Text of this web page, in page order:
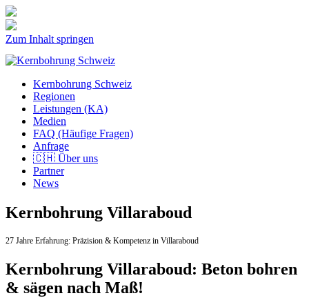
Zum Inhalt springen
Kernbohrung Schweiz
Regionen
Leistungen (KA)
Medien
FAQ (Häufige Fragen)
Anfrage
🇨🇭 Über uns
Partner
News
Kernbohrung Villaraboud
27 Jahre Erfahrung: Präzision & Kompetenz in Villaraboud
Kernbohrung Villaraboud: Beton bohren
& sägen nach Maß!